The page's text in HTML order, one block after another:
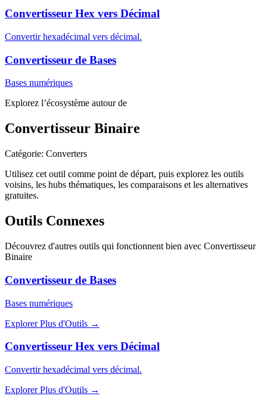
Convertisseur Hex vers Décimal
Convertir hexadécimal vers décimal.
Convertisseur de Bases
Bases numériques
Explorez l’écosystème autour de
Convertisseur Binaire
Catégorie: Converters
Utilisez cet outil comme point de départ, puis explorez les outils
voisins, les hubs thématiques, les comparaisons et les alternatives
gratuites.
Outils Connexes
Découvrez d'autres outils qui fonctionnent bien avec Convertisseur
Binaire
Convertisseur de Bases
Bases numériques
Explorer Plus d'Outils →
Convertisseur Hex vers Décimal
Convertir hexadécimal vers décimal.
Explorer Plus d'Outils →